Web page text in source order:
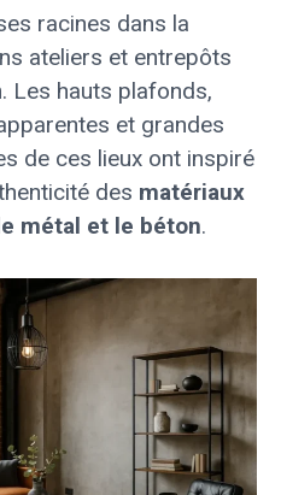
racines dans la
ateliers et entrepôts
Les hauts plafonds,
et grandes
de ces lieux ont inspiré
des matériaux
métal et le béton.